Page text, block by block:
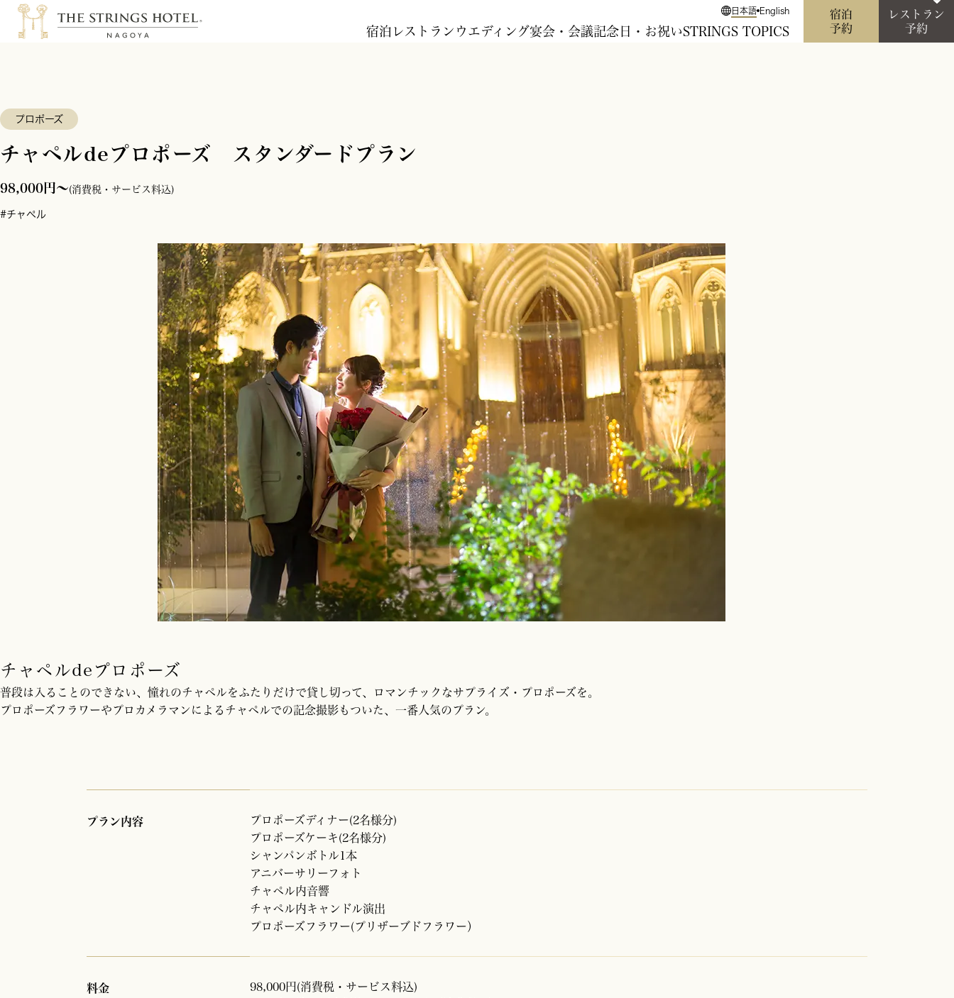
日本語 English
宿泊 レストラン ウエディング宴会・会議記念日・お祝いSTRINGS TOPICS
宿泊
予約
レストラン
予約
プロポーズ
チャペルdeプロポーズ スタンダードプラン
98,000円～(消費税・サービス料込)
#チャペル
チャペルdeプロポーズ
普段は入ることのできない、憧れのチャペルをふたりだけで貸し切って、ロマンチックなサプライズ・プロポーズを。
プロポーズフラワーやプロカメラマンによるチャペルでの記念撮影もついた、一番人気のプラン。
プラン内容
プロポーズディナー(2名様分)
プロポーズケーキ(2名様分)
シャンパンボトル1本
アニバーサリーフォト
チャペル内音響
チャペル内キャンドル演出
プロポーズフラワー(プリザーブドフラワー）
料金
98,000円(消費税・サービス料込)